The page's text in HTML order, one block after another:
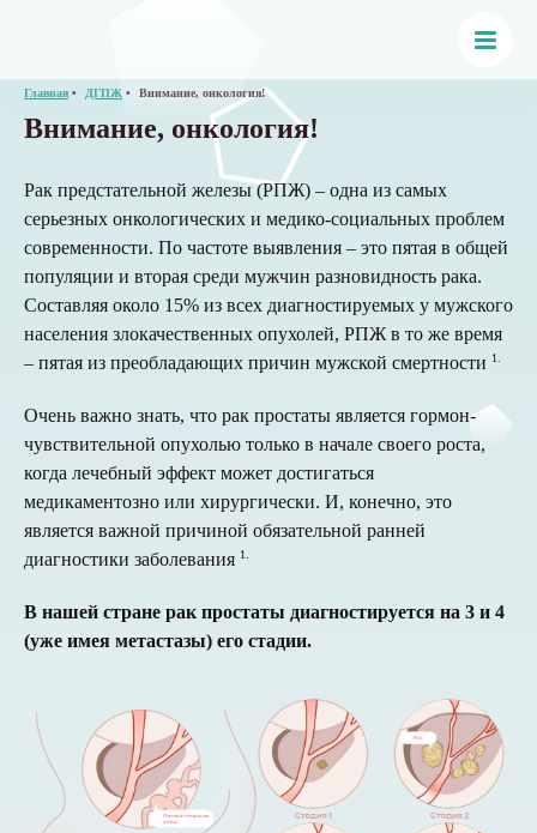
Главная ДГПЖ Внимание, онкология!
Внимание, онкология!
Рак предстательной железы (РПЖ) – одна из самых
серьезных онкологических и медико-социальных проблем
современности. По частоте выявления – это пятая в общей
популяции и вторая среди мужчин разновидность рака.
Составляя около 15% из всех диагностируемых у мужского
населения злокачественных опухолей, РПЖ в то же время
– пятая из преобладающих причин мужской смертности 1
Очень важно знать, что рак простаты является гормон-
чувствительной опухолью только в начале своего роста,
когда лечебный эффект может достигаться
медикаментозно или хирургически. И, конечно, это
является важной причиной обязательной ранней
диагностики заболевания 1
В нашей стране рак простаты диагностируется на 3 и 4
(уже имея метастазы) его стадии.